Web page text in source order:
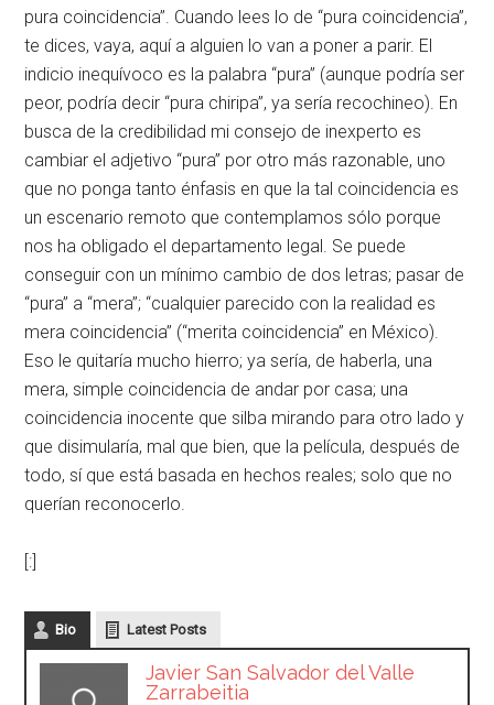
pura coincidencia”. Cuando lees lo de “pura coincidencia”,
te dices, vaya, aquí a alguien lo van a poner a parir. El
indicio inequívoco es la palabra “pura” (aunque podría ser
peor, podría decir “pura chiripa”, ya sería recochineo). En
busca de la credibilidad mi consejo de inexperto es
cambiar el adjetivo “pura” por otro más razonable, uno
que no ponga tanto énfasis en que la tal coincidencia es
un escenario remoto que contemplamos sólo porque
nos ha obligado el departamento legal. Se puede
conseguir con un mínimo cambio de dos letras; pasar de
“pura” a “mera”; “cualquier parecido con la realidad es
mera coincidencia” (“merita coincidencia” en México).
Eso le quitaría mucho hierro; ya sería, de haberla, una
mera, simple coincidencia de andar por casa; una
coincidencia inocente que silba mirando para otro lado y
que disimularía, mal que bien, que la película, después de
todo, sí que está basada en hechos reales; solo que no
querían reconocerlo.
[:]
Bio Latest Posts
Javier San Salvador del Valle
Zarrabeitia